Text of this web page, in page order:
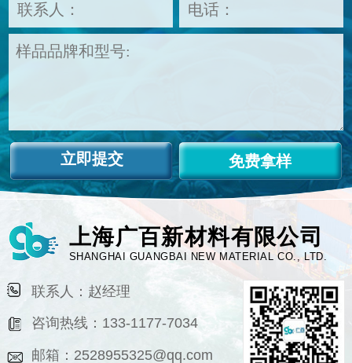
免费拿样
上海广百新材料有限公司
SHANGHAI GUANGBAI NEW MATERIAL CO., LTD.
联系人：赵经理
咨询热线：133-1177-7034
邮箱：2528955325@qq.com